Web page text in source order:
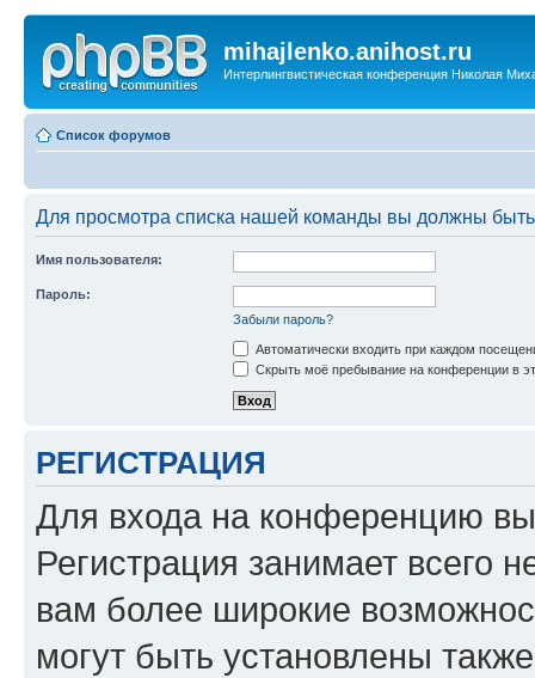
mihajlenko.anihost.ru
Интерлингвистическая конференция Николая
Список форумов
Для просмотра списка нашей команды вы должны
Имя пользователя:
Пароль:
Забыли пароль?
Автоматически входить при каждом
Скрыть моё пребывание на конференции в
РЕГИСТРАЦИЯ
Для входа на конференцию
Регистрация занимает всего
вам более широкие
могут быть установлены